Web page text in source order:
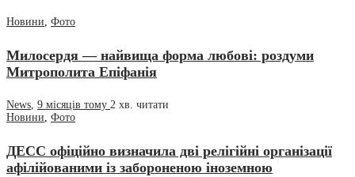
Новини Фото
Милосердя — найвища форма любові: роздуми
Митрополита Епіфанія
News, 9 місяців тому 2 хв. читати
Новини, Фото
ДЕСС офіційно визначила дві релігійні організації
афілійованими із забороненою іноземною